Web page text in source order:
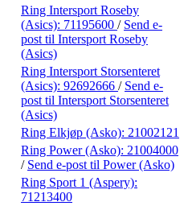
Ring Intersport Roseby
(Asics): 71195600 / Send e-
post til Intersport Roseby
(Asics)
Ring Intersport Storsenteret
(Asics): 92692666 / Send e-
post til Intersport Storsenteret
(Asics)
Ring Elkjøp (Asko): 21002121
Ring Power (Asko): 21004000
/ Send e-post til Power (Asko)
Ring Sport 1 (Aspery):
71213400